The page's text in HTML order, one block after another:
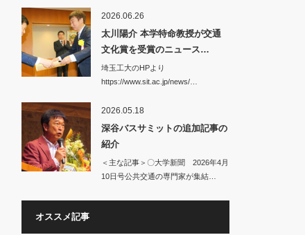
2026.06.26
太川陽介 本学特命教授が交通
文化賞を受賞のニュース…
埼玉工大のHPより
https://www.sit.ac.jp/news/…
2026.05.18
深谷バスサミットの追加記事の
紹介
＜主な記事＞〇大学新聞 2026年4月
10日号公共交通の専門家が集結…
オススメ記事